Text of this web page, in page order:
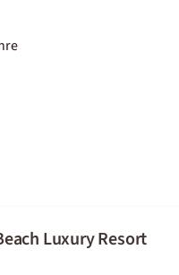
Luxury Resort